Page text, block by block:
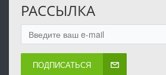
РАССЫЛКА
ПОДПИСАТЬСЯ